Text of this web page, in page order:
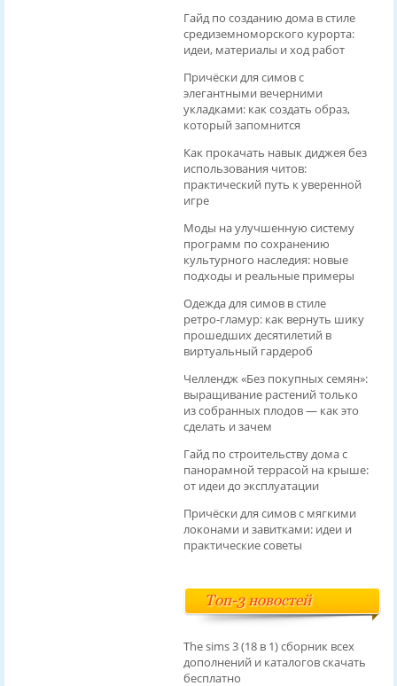
Гайд по созданию дома в стиле
средиземноморского курорта:
идеи, материалы и ход работ
Причёски для симов с
элегантными вечерними
укладками: как создать образ,
который запомнится
Как прокачать навык диджея без
использования читов:
практический путь к уверенной
игре
Моды на улучшенную систему
программ по сохранению
культурного наследия: новые
подходы и реальные примеры
Одежда для симов в стиле
ретро‑гламур: как вернуть шику
прошедших десятилетий в
виртуальный гардероб
Челлендж «Без покупных семян»:
выращивание растений только
из собранных плодов — как это
сделать и зачем
Гайд по строительству дома с
панорамной террасой на крыше:
от идеи до эксплуатации
Причёски для симов с мягкими
локонами и завитками: идеи и
практические советы
Топ-3 новостей
The sims 3 (18 в 1) сборник всех
дополнений и каталогов скачать
бесплатно